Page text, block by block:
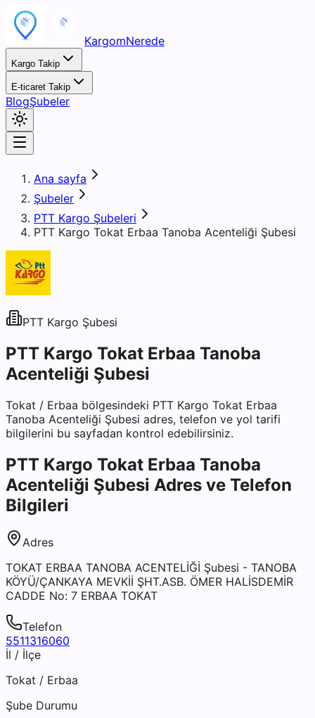
KargomNerede
Kargo Takip
E-ticaret Takip
BlogŞubeler
Ana sayfa
Şubeler
PTT Kargo Şubeleri
PTT Kargo Tokat Erbaa Tanoba Acenteliği Şubesi
PTT Kargo Şubesi
PTT Kargo Tokat Erbaa Tanoba
Acenteliği Şubesi
Tokat / Erbaa bölgesindeki PTT Kargo Tokat Erbaa
Tanoba Acenteliği Şubesi adres, telefon ve yol tarifi
bilgilerini bu sayfadan kontrol edebilirsiniz.
PTT Kargo Tokat Erbaa Tanoba
Acenteliği Şubesi Adres ve Telefon
Bilgileri
Adres
TOKAT ERBAA TANOBA ACENTELİĞİ Şubesi - TANOBA
KÖYÜ/ÇANKAYA MEVKİİ ŞHT.ASB. ÖMER HALİSDEMİR
CADDE No: 7 ERBAA TOKAT
Telefon
5511316060
İl / İlçe
Tokat / Erbaa
Şube Durumu